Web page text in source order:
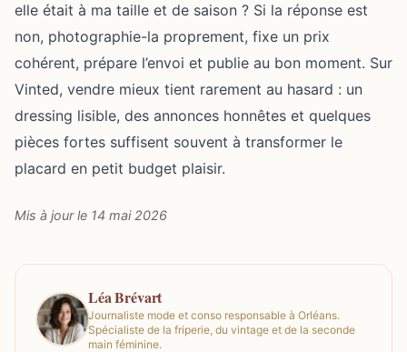
elle était à ma taille et de saison ? Si la réponse est
non, photographie-la proprement, fixe un prix
cohérent, prépare l’envoi et publie au bon moment. Sur
Vinted, vendre mieux tient rarement au hasard : un
dressing lisible, des annonces honnêtes et quelques
pièces fortes suffisent souvent à transformer le
placard en petit budget plaisir.
Mis à jour le 14 mai 2026
Léa Brévart
Journaliste mode et conso responsable à Orléans.
Spécialiste de la friperie, du vintage et de la seconde
main féminine.